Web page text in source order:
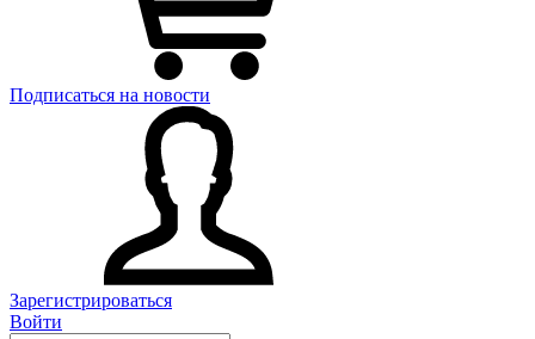
Подписаться на новости
Зарегистрироваться
Войти